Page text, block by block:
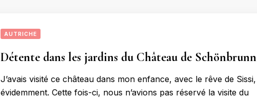
AUTRICHE
Détente dans les jardins du Château de Schönbrunn
J’avais visité ce château dans mon enfance, avec le rêve de Sissi,
évidemment. Cette fois-ci, nous n’avions pas réservé la visite du